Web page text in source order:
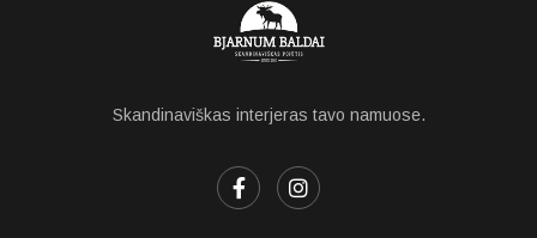
Skandinaviškas interjeras tavo namuose.